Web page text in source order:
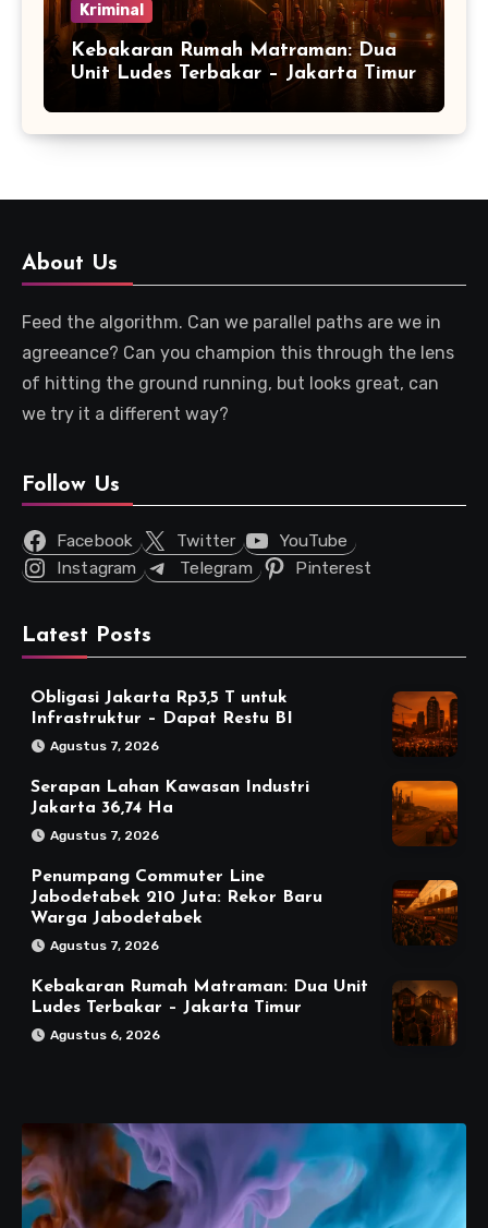
Kriminal
Kebakaran Rumah Matraman: Dua
Unit Ludes Terbakar – Jakarta Timur
About Us
Feed the algorithm. Can we parallel paths are we in
agreeance? Can you champion this through the lens
of hitting the ground running, but looks great, can
we try it a different way?
Follow Us
Facebook Twitter
YouTube
Instagram
Telegram Pinterest
Latest Posts
Obligasi Jakarta Rp3,5 T untuk
Infrastruktur – Dapat Restu BI
Agustus 7, 2026
Serapan Lahan Kawasan Industri
Jakarta 36,74 Ha
Agustus 7, 2026
Penumpang Commuter Line
Jabodetabek 210 Juta: Rekor Baru
Warga Jabodetabek
Agustus 7, 2026
Kebakaran Rumah Matraman: Dua Unit
Ludes Terbakar – Jakarta Timur
Agustus 6, 2026